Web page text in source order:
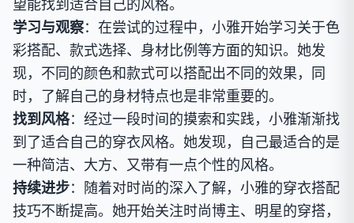
望能找到适合自己的风格。
学习与观察：在尝试的过程中，小雅开始学习关于色
彩搭配、款式选择、身材比例等方面的知识。她发
现，不同的颜色和款式可以搭配出不同的效果，同
时，了解自己的身材特点也是非常重要的。
找到风格：经过一段时间的摸索和实践，小雅渐渐找
到了适合自己的穿衣风格。她发现，自己最适合的是
一种简洁、大方、又带有一点个性的风格。
持续进步：随着对时尚的深入了解，小雅的穿衣搭配
技巧不断提高。她开始关注时尚博主、明星的穿搭，